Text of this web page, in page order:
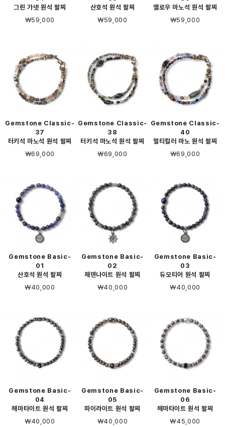
그린 가넷 원석 팔찌
￦59,000
산호석 원석 팔찌
￦59,000
옐로우 마노석 원석 팔찌
￦59,000
Gemstone Classic-
37
터키석 마노석 원석 팔찌
￦69,000
Gemstone Classic-
38
터키석 마노석 원석 팔찌
￦69,000
Gemstone Classic-
40
멀티컬러 마노 원석 팔찌
￦69,000
Gemstone Basic-
01
산호석 원석 팔찌
￦40,000
Gemstone Basic-
02
제덴나이트 원석 팔찌
￦40,000
Gemstone Basic-
03
듀모티어 원석 팔찌
￦40,000
Gemstone Basic-
04
헤마타이트 원석 팔찌
￦40,000
Gemstone Basic-
05
파이라이트 원석 팔찌
￦40,000
Gemstone Basic-
06
헤마타이트 원석 팔찌
￦45,000